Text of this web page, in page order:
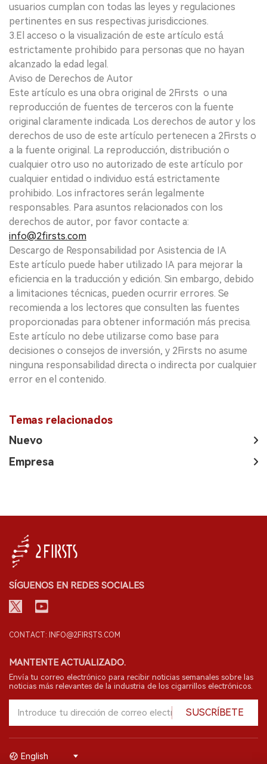
usuarios cumplan con todas las leyes y regulaciones
pertinentes en sus respectivas jurisdicciones.
3.El acceso o la visualización de este artículo está
estrictamente prohibido para personas que no hayan
alcanzado la edad legal.
Aviso de Derechos de Autor
Este artículo es una obra original de 2Firsts o una
reproducción de fuentes de terceros con la fuente
original claramente indicada. Los derechos de autor y los
derechos de uso de este artículo pertenecen a 2Firsts o
a la fuente original. La reproducción, distribución o
cualquier otro uso no autorizado de este artículo por
cualquier entidad o individuo está estrictamente
prohibido. Los infractores serán legalmente
responsables. Para asuntos relacionados con los
derechos de autor, por favor contacte a:
info@2firsts.com
Descargo de Responsabilidad por Asistencia de IA
Este artículo puede haber utilizado IA para mejorar la
eficiencia en la traducción y edición. Sin embargo, debido
a limitaciones técnicas, pueden ocurrir errores. Se
recomienda a los lectores que consulten las fuentes
proporcionadas para obtener información más precisa.
Este artículo no debe utilizarse como base para
decisiones o consejos de inversión, y 2Firsts no asume
ninguna responsabilidad directa o indirecta por cualquier
error en el contenido.
Temas relacionados
Nuevo
Empresa
SÍGUENOS EN REDES SOCIALES
CONTACT: INFO@2FIRSTS.COM
MANTENTE ACTUALIZADO.
Envía tu correo electrónico para recibir noticias semanales sobre las
noticias más relevantes de la industria de los cigarrillos electrónicos.
SUSCRÍBETE
English